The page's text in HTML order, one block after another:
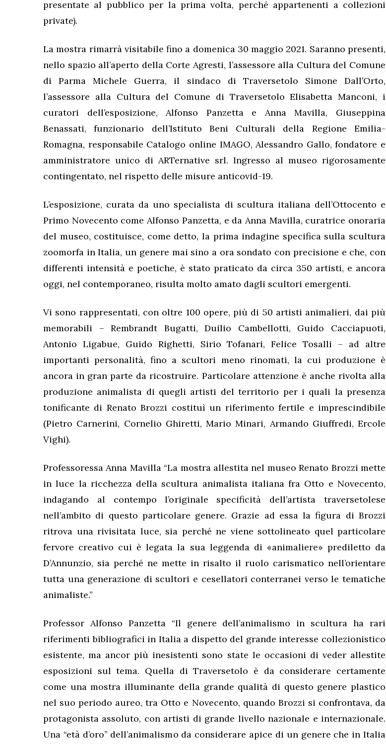
presentate al pubblico per la prima volta, perché appartenenti a collezioni
private).
La mostra rimarrà visitabile fino a domenica 30 maggio 2021. Saranno presenti,
nello spazio all’aperto della Corte Agresti, l’assessore alla Cultura del Comune
di Parma Michele Guerra, il sindaco di Traversetolo Simone Dall’Orto,
l’assessore alla Cultura del Comune di Traversetolo Elisabetta Manconi, i
curatori dell’esposizione, Alfonso Panzetta e Anna Mavilla, Giuseppina
Benassati, funzionario dell’Istituto Beni Culturali della Regione Emilia-
Romagna, responsabile Catalogo online IMAGO, Alessandro Gallo, fondatore e
amministratore unico di ARTernative srl. Ingresso al museo rigorosamente
contingentato, nel rispetto delle misure anticovid-19.
L’esposizione, curata da uno specialista di scultura italiana dell’Ottocento e
Primo Novecento come Alfonso Panzetta, e da Anna Mavilla, curatrice onoraria
del museo, costituisce, come detto, la prima indagine specifica sulla scultura
zoomorfa in Italia, un genere mai sino a ora sondato con precisione e che, con
differenti intensità e poetiche, è stato praticato da circa 350 artisti, e ancora
oggi, nel contemporaneo, risulta molto amato dagli scultori emergenti.
Vi sono rappresentati, con oltre 100 opere, più di 50 artisti animalieri, dai più
memorabili – Rembrandt Bugatti, Duilio Cambellotti, Guido Cacciapuoti,
Antonio Ligabue, Guido Righetti, Sirio Tofanari, Felice Tosalli – ad altre
importanti personalità, fino a scultori meno rinomati, la cui produzione è
ancora in gran parte da ricostruire. Particolare attenzione è anche rivolta alla
produzione animalista di quegli artisti del territorio per i quali la presenza
tonificante di Renato Brozzi costituì un riferimento fertile e imprescindibile
(Pietro Carnerini, Cornelio Ghiretti, Mario Minari, Armando Giuffredi, Ercole
Vighi).
Professoressa Anna Mavilla “La mostra allestita nel museo Renato Brozzi mette
in luce la ricchezza della scultura animalista italiana fra Otto e Novecento,
indagando al contempo l’originale specificità dell’artista traversetolese
nell’ambito di questo particolare genere. Grazie ad essa la figura di Brozzi
ritrova una rivisitata luce, sia perché ne viene sottolineato quel particolare
fervore creativo cui è legata la sua leggenda di «animaliere» prediletto da
D’Annunzio, sia perché ne mette in risalto il ruolo carismatico nell’orientare
tutta una generazione di scultori e cesellatori conterranei verso le tematiche
animaliste.”
Professor Alfonso Panzetta “Il genere dell’animalismo in scultura ha rari
riferimenti bibliografici in Italia a dispetto del grande interesse collezionistico
esistente, ma ancor più inesistenti sono state le occasioni di veder allestite
esposizioni sul tema. Quella di Traversetolo è da considerare certamente
come una mostra illuminante della grande qualità di questo genere plastico
nel suo periodo aureo, tra Otto e Novecento, quando Brozzi si confrontava, da
protagonista assoluto, con artisti di grande livello nazionale e internazionale.
Una “età d’oro” dell’animalismo da considerare apice di un genere che in Italia